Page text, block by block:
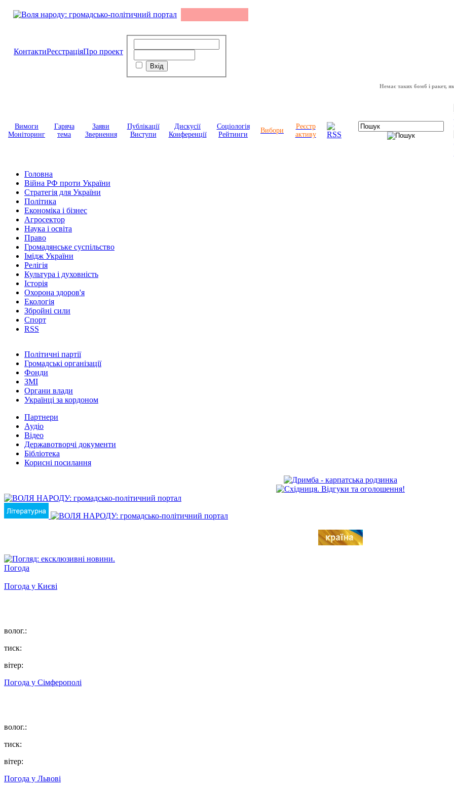
КонтактиРеєстраціяПро проект
Немає таких бомб і ракет, які
Вимоги
Моніторинг
Гаряча
тема
Заяви
Звернення
Публікації
Виступи
Дискусії
Конференції
Соціологія
Рейтинги
Вибори
Реєстр
активу
Головна
Війна РФ проти України
Стратегія для України
Політика
Економіка і бізнес
Агросектор
Наука і освіта
Право
Громадянське суспільство
Імідж України
Релігія
Культура і духовність
Історія
Охорона здоров'я
Екологія
Збройні сили
Спорт
RSS
Політичні партії
Громадські організації
Фонди
ЗМІ
Органи влади
Українці за кордоном
Партнери
Аудіо
Відео
Державотворчі документи
Бібліотека
Корисні посилання
Погода
Погода у Києві
волог.:
тиск:
вітер:
Погода у Сімферополі
волог.:
тиск:
вітер:
Погода у Львові